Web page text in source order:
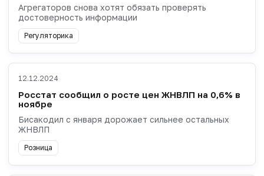
Агрегаторов снова хотят обязать проверять
достоверность информации
Регуляторика
12.12.2024
Росстат сообщил о росте цен ЖНВЛП на 0,6% в
ноябре
Бисакодил с января дорожает сильнее остальных
ЖНВЛП
Розница